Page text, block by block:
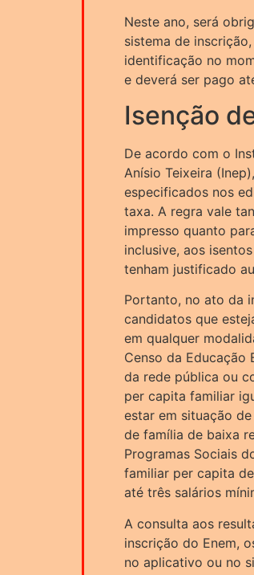
Neste ano, será
sistema de
identificação no
e deverá ser pago
Isenção
De acordo com o
Anísio Teixeira
especificados nos
taxa. A regra vale
impresso quanto
inclusive, aos
tenham justificado
Portanto, no ato da
candidatos que
em qualquer
Censo da Educação
da rede pública ou
per capita familiar
estar em situação
de família de baixa
Programas Sociais
familiar per capita
até três salários
A consulta aos
inscrição do Enem,
no aplicativo ou no